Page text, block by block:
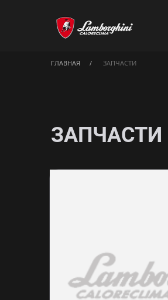
ГЛАВНАЯ ЗАПЧАСТИ
ЗАПЧАСТИ